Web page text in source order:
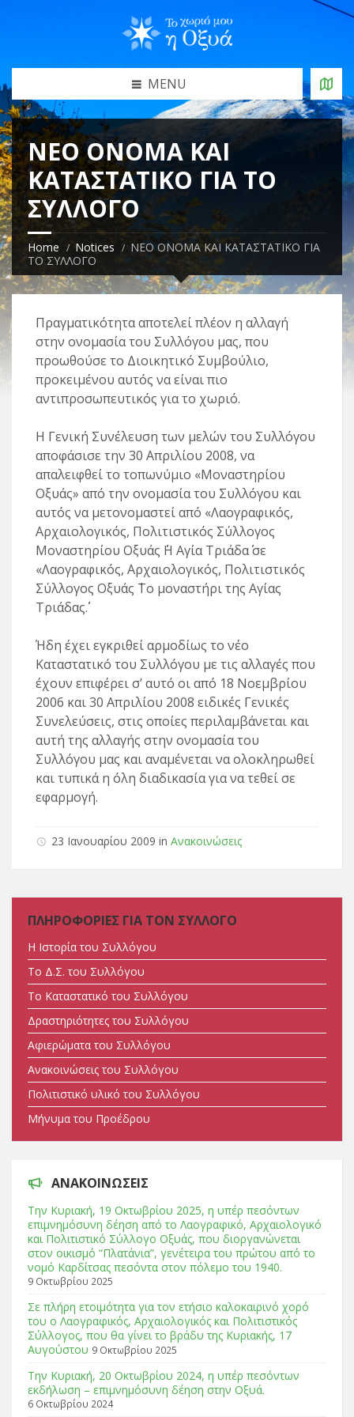
MENU
ΝΕΟ ΟΝΟΜΑ ΚΑΙ
ΚΑΤΑΣΤΑΤΙΚΟ ΓΙΑ ΤΟ
ΣΥΛΛΟΓΟ
Home Notices
ΝΕΟ ΟΝΟΜΑ ΚΑΙ ΚΑΤΑΣΤΑΤΙΚΟ ΓΙΑ
ΤΟ ΣΥΛΛΟΓΟ
Πραγματικότητα αποτελεί πλέον η αλλαγή
στην ονομασία του Συλλόγου μας, που
προωθούσε το Διοικητικό Συμβούλιο,
προκειμένου αυτός να είναι πιο
αντιπροσωπευτικός για το χωριό.
Η Γενική Συνέλευση των μελών του Συλλόγου
αποφάσισε την 30 Απριλίου 2008, να
απαλειφθεί το τοπωνύμιο «Μοναστηρίου
Οξυάς» από την ονομασία του Συλλόγου και
αυτός να μετονομαστεί από «Λαογραφικός,
Αρχαιολογικός, Πολιτιστικός Σύλλογος
Μοναστηρίου Οξυάς ΄΄Η Αγία Τριάδα΄΄ σε
«Λαογραφικός, Αρχαιολογικός, Πολιτιστικός
Σύλλογος Οξυάς ΄Το μοναστήρι της Αγίας
Τριάδας΄΄.
Ήδη έχει εγκριθεί αρμοδίως το νέο
Καταστατικό του Συλλόγου με τις αλλαγές που
έχουν επιφέρει σ’ αυτό οι από 18 Νοεμβρίου
2006 και 30 Απριλίου 2008 ειδικές Γενικές
Συνελεύσεις, στις οποίες περιλαμβάνεται και
αυτή της αλλαγής στην ονομασία του
Συλλόγου μας και αναμένεται να ολοκληρωθεί
και τυπικά η όλη διαδικασία για να τεθεί σε
εφαρμογή.
23 Ιανουαρίου 2009 in Ανακοινώσεις
ΠΛΗΡΟΦΟΡΙΕΣ ΓΙΑ ΤΟΝ ΣΥΛΛΟΓΟ
Η Ιστορία του Συλλόγου
Tο Δ.Σ. του Συλλόγου
Tο Καταστατικό του Συλλόγου
Δραστηριότητες του Συλλόγου
Αφιερώματα του Συλλόγου
Ανακοινώσεις του Συλλόγου
Πολιτιστικό υλικό του Συλλόγου
Μήνυμα του Προέδρου
ΑΝΑΚΟΙΝΩΣΕΙΣ
Tην Κυριακή, 19 Οκτωβρίου 2025, η υπέρ πεσόντων
επιμνημόσυνη δέηση από το Λαογραφικό, Αρχαιολογικό
και Πολιτιστικό Σύλλογο Οξυάς, που διοργανώνεται
στον οικισμό “Πλατάνια”, γενέτειρα του πρώτου από το
νομό Καρδίτσας πεσόντα στον πόλεμο του 1940.
9 Οκτωβρίου 2025
Σε πλήρη ετοιμότητα για τον ετήσιο καλοκαιρινό χορό
του ο Λαογραφικός, Αρχαιολογικός και Πολιτιστικός
Σύλλογος, που θα γίνει το βράδυ της Κυριακής, 17
Αυγούστου 9 Οκτωβρίου 2025
Tην Κυριακή, 20 Οκτωβρίου 2024, η υπέρ πεσόντων
εκδήλωση – επιμνημόσυνη δέηση στην Οξυά.
6 Οκτωβρίου 2024